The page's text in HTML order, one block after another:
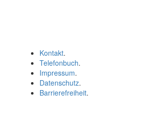
Kontakt.
Telefonbuch.
Impressum.
Datenschutz.
Barrierefreiheit.